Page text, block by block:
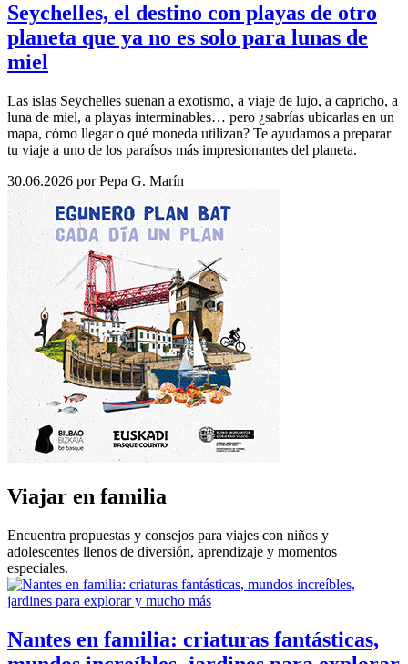
Seychelles, el destino con playas de otro
planeta que ya no es solo para lunas de
miel
Las islas Seychelles suenan a exotismo, a viaje de lujo, a capricho, a
luna de miel, a playas interminables… pero ¿sabrías ubicarlas en un
mapa, cómo llegar o qué moneda utilizan? Te ayudamos a preparar
tu viaje a uno de los paraísos más impresionantes del planeta.
30.06.2026 por Pepa G. Marín
Viajar en familia
Encuentra propuestas y consejos para viajes con niños y
adolescentes llenos de diversión, aprendizaje y momentos
especiales.
Nantes en familia: criaturas fantásticas,